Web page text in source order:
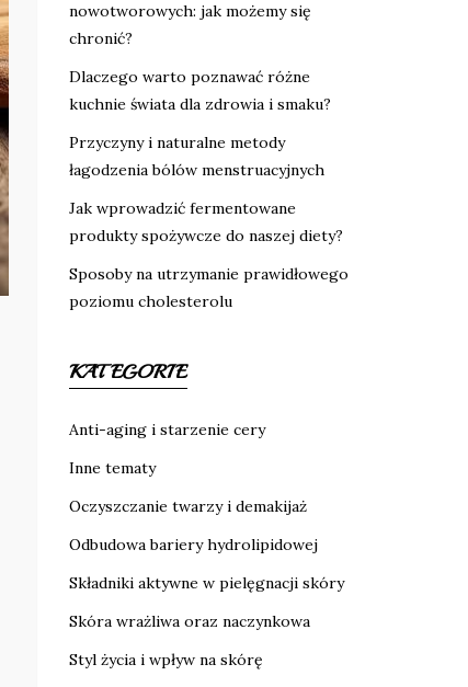
nowotworowych: jak możemy się
chronić?
Dlaczego warto poznawać różne
kuchnie świata dla zdrowia i smaku?
Przyczyny i naturalne metody
łagodzenia bólów menstruacyjnych
Jak wprowadzić fermentowane
produkty spożywcze do naszej diety?
Sposoby na utrzymanie prawidłowego
poziomu cholesterolu
KATEGORIE
Anti-aging i starzenie cery
Inne tematy
Oczyszczanie twarzy i demakijaż
Odbudowa bariery hydrolipidowej
Składniki aktywne w pielęgnacji skóry
Skóra wrażliwa oraz naczynkowa
Styl życia i wpływ na skórę